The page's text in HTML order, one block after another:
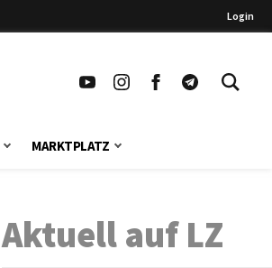
Login
MARKTPLATZ
Aktuell auf LZ